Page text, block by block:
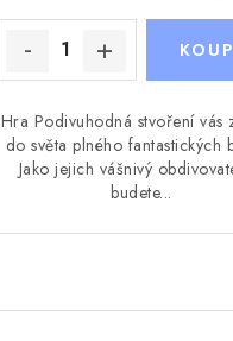
Hra Podivuhodná stvoření vás
do světa plného fantastických
Jako jejich vášnivý
budete...